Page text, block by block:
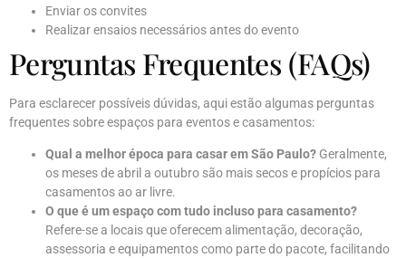
Enviar os convites
Realizar ensaios necessários antes do evento
Perguntas Frequentes (FAQs)
Para esclarecer possíveis dúvidas, aqui estão algumas perguntas
frequentes sobre espaços para eventos e casamentos:
Qual a melhor época para casar em São Paulo? Geralmente,
os meses de abril a outubro são mais secos e propícios para
casamentos ao ar livre.
O que é um espaço com tudo incluso para casamento?
Refere-se a locais que oferecem alimentação, decoração,
assessoria e equipamentos como parte do pacote, facilitando